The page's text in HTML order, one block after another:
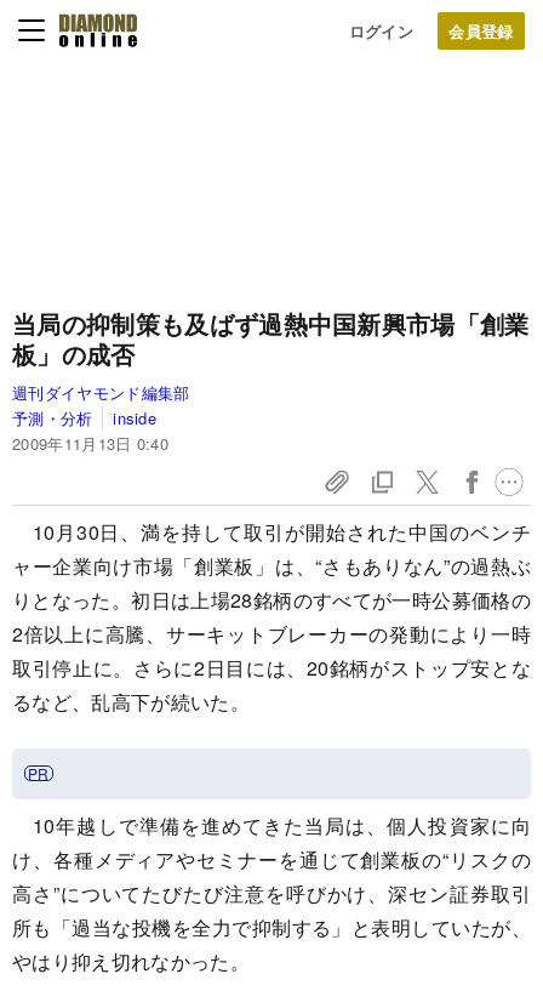
ログイン
当局の抑制策も及ばず過熱中国新興市場「創業
板」の成否
週刊ダイヤモンド編集部
予測・分析
inside
2009年11月13日 0:40
10月30日、満を持して取引が開始された中国のベンチ
ャー企業向け市場「創業板」は、“さもありなん”の過熱ぶ
りとなった。初日は上場28銘柄のすべてが一時公募価格の
2倍以上に高騰、サーキットブレーカーの発動により一時
取引停止に。さらに2日目には、20銘柄がストップ安とな
るなど、乱高下が続いた。
10年越しで準備を進めてきた当局は、個人投資家に向
け、各種メディアやセミナーを通じて創業板の“リスクの
高さ”についてたびたび注意を呼びかけ、深セン証券取引
所も「過当な投機を全力で抑制する」と表明していたが、
やはり抑え切れなかった。